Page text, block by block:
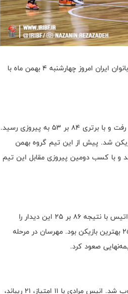
به گزارش روابط عمومی فدراسیون بسکتبال، مرحله پلی آف دوم لیگ برتر بسکتبال بانوان ایران امروز چهارشنبه ۴ بهمن ماه با
در نخستین دیدار این مرحله، تیم گروه بهمن تهران مقابل ستاد گاز تهران به میدان رفت و با برتری ۸۴ بر ۵۳ به پیروزی رسید.
با ۲۰ امتیاز، ۴ ریباند، ۴ پاس گل و کارایی ۲۷ بهترین بازیکن شد. پیش از این تیم گروه بهمن
اول شکست دهد و با کسب دومین پیروزی مقابل این تیم
تیم‌های مهرسان تهران و داتیس یزد در این مرحله به رقابت پرداختند و در نهایت داتیس با نتیجه ۸۶ بر ۲۵ این دیدار را
واگذار کرد. زهرا عدالتکار در این بازی با ۱۲ امتیاز، ۸ ریباند، ۳ توپ ربایی و کارایی ۲۵ بهترین بازیکن بود. مهرسان در مرحله
آکادمی سحر در دومین دیدار خود مقابل ذوب آهن اصفهان با نتیجه ۶۶ بر ۴۲ مغلوب شد. انیس مرادی با ۱۱ امتیاز، ۲۱ ریباند،